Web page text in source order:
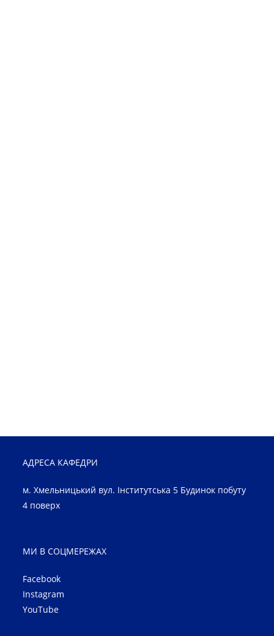
АДРЕСА КАФЕДРИ
м. Хмельницький вул. Інститутська 5 Будинок побуту
4 поверх
МИ В СОЦМЕРЕЖАХ
Facebook
Instagram
YouTube